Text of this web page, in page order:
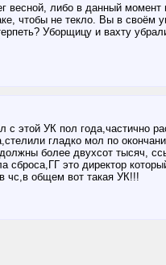
либо в данный момент
чтобы не текло. Вы в своём
Уборщицу и вахту
с этой УК пол года,частично
гладко мол по
более двухсот тысяч,
это директор
чс,в общем вот такая УК!!!